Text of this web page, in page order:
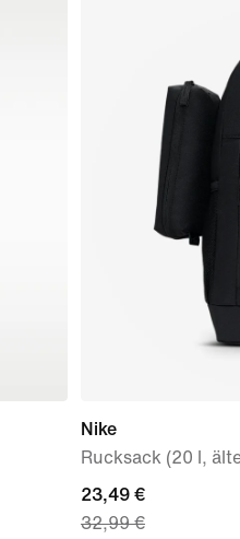
Nike
Rucksack (20 l,
current
price
23,49 €
32,99 €